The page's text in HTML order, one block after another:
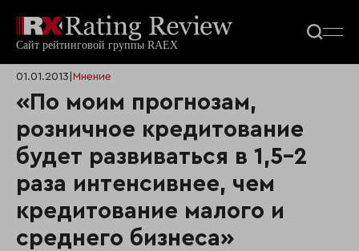
01.01.2013 Мнение
«По моим прогнозам,
розничное кредитование
будет развиваться в 1,5-2
раза интенсивнее, чем
кредитование малого и
среднего бизнеса»